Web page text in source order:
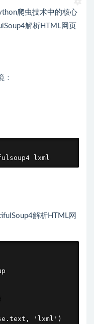
爬虫技术中的核心
解析HTML网页
：
lxml
解析HTML网
'lxml')